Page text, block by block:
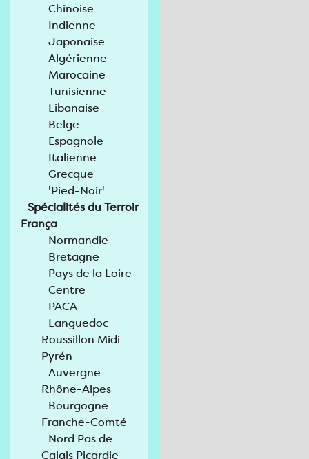
Chinoise
Indienne
Japonaise
Algérienne
Marocaine
Tunisienne
Libanaise
Belge
Espagnole
Italienne
Grecque
'Pied-Noir'
Spécialités du Terroir
França
Normandie
Bretagne
Pays de la Loire
Centre
PACA
Languedoc
Roussillon Midi
Pyrén
Auvergne
Rhône-Alpes
Bourgogne
Franche-Comté
Nord Pas de
Calais Picardie